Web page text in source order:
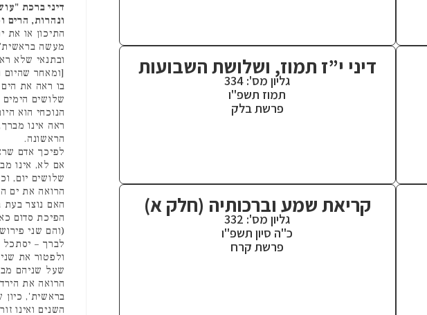
דיני י”ז תמוז, ושלושת השבועות
גליון מס': 334
תמוז תשפ"ו
פרשת בלק
קריאת שמע וברכותיה (חלק א)
גליון מס': 332
כ"ה סיון תשפ"ו
פרשת קרח
דיני ברכת
ונהרות, הרים
התיכון או את
מעשה
ובתנאי שלא
[ומאחר שהיום
בו ראה את
שלושים
ראה אינו
הראשונה.
לפיכך אדם
אם לא, אינו
שלושים יום,
הרואה את ים
האם נוצר
הפיכת סדום
(והם שני
לברך – יסתכל
ולפטור את
שעל שניהם
הרואה את
בראשית',
השנים ואינו